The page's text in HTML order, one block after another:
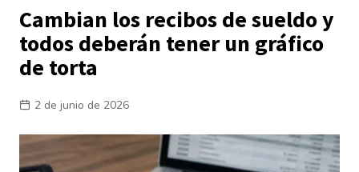
Cambian los recibos de sueldo y
todos deberán tener un gráfico
de torta
2 de junio de 2026